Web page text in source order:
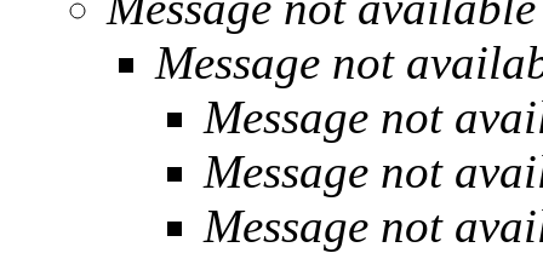
Message not
Message not
Message not
Message not